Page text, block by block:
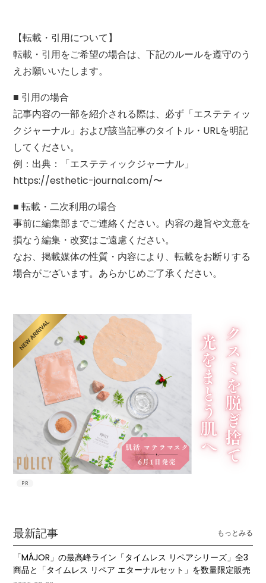
【転載・引用について】
転載・引用をご希望の場合は、下記のルールを遵守のう
えお願いいたします。
■ 引用の場合
記事内容の一部を紹介される際は、必ず「エステティッ
クジャーナル」および該当記事のタイトル・URLを明記
してください。
例：出典：「エステティックジャーナル」
https://esthetic-journal.com/〜
■ 転載・二次利用の場合
事前に編集部までご連絡ください。内容の趣旨や文意を
損なう編集・改変はご遠慮ください。
なお、掲載媒体の性質・内容により、転載をお断りする
場合がございます。あらかじめご了承ください。
PR
最新記事 もっとみる
「MÁJOR」の最高峰ライン「タイムレス リペアシリーズ」全3
商品と「タイムレス リペア エターナルセット」を数量限定販売